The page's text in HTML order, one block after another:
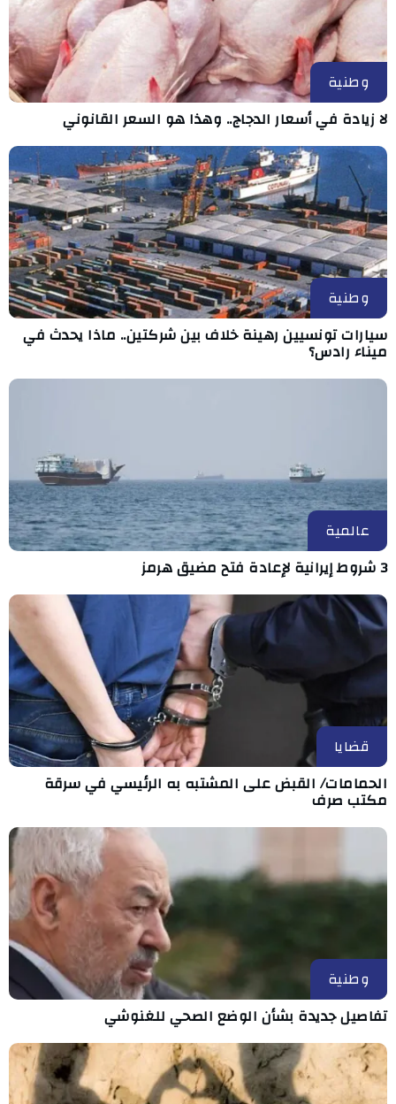
وطنية
لا زيادة في أسعار الدجاج.. وهذا هو السعر القانوني
وطنية
سيارات تونسيين رهينة خلاف بين شركتين.. ماذا يحدث في
ميناء رادس؟
عالمية
3 شروط إيرانية لإعادة فتح مضيق هرمز
قضايا
الحمامات/ القبض على المشتبه به الرئيسي في سرقة
مكتب صرف
وطنية
تفاصيل جديدة بشأن الوضع الصحي للغنوشي